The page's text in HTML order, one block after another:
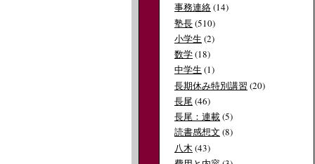
事務連絡(14)
塾長(510)
小学生 (2)
数学(18)
中学生 (1)
長期休み特別講習 (20)
長尾(46)
長尾：連載(5)
読書感想文 (8)
八木 (43)